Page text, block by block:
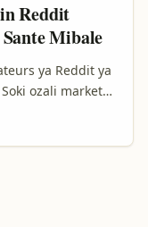
Reddit
Mibale
ya Reddit ya
ozali marketer
kozwa
ya contenu
Na yango,